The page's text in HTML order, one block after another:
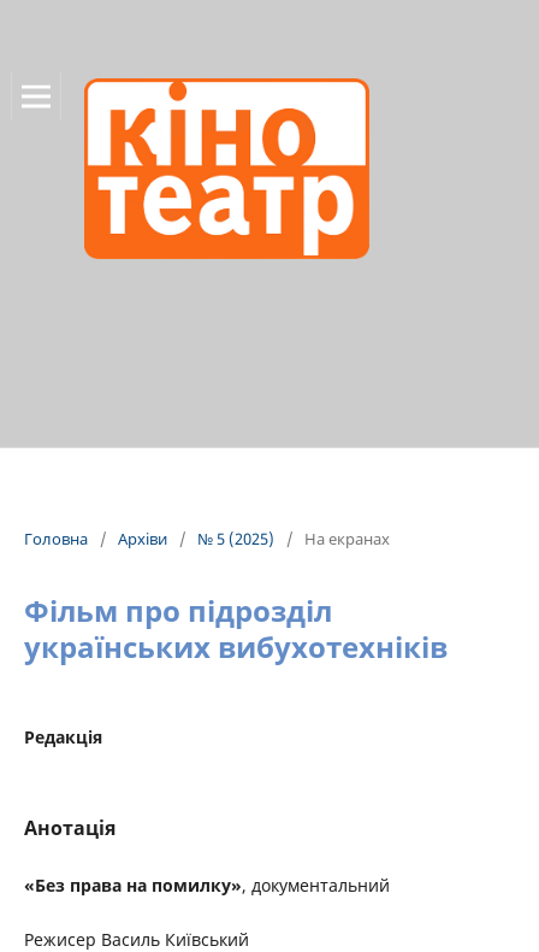
Головна / Архіви / № 5 (2025) / На екранах
Фільм про підрозділ
українських вибухотехніків
Редакція
Анотація
«Без права на помилку», документальний
Режисер Василь Київський